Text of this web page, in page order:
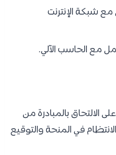
شبكة الإنترنت
مع الحاسب الآلي.
الالتحاق بالمبادرة من
في المنحة والتوقيع